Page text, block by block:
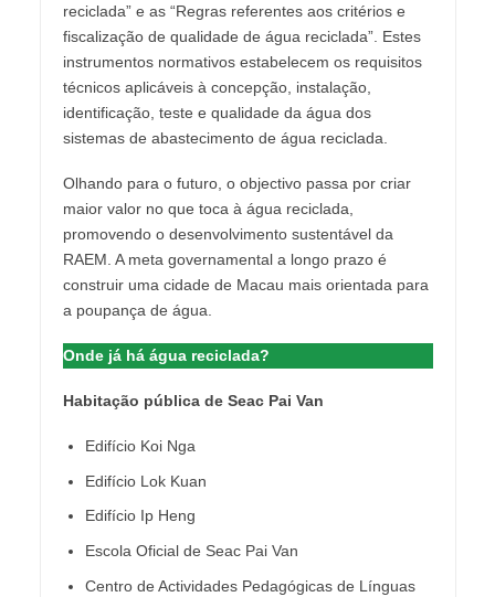
reciclada” e as “Regras referentes aos critérios e
fiscalização de qualidade de água reciclada”. Estes
instrumentos normativos estabelecem os requisitos
técnicos aplicáveis à concepção, instalação,
identificação, teste e qualidade da água dos
sistemas de abastecimento de água reciclada.
Olhando para o futuro, o objectivo passa por criar
maior valor no que toca à água reciclada,
promovendo o desenvolvimento sustentável da
RAEM. A meta governamental a longo prazo é
construir uma cidade de Macau mais orientada para
a poupança de água.
Onde já há água reciclada?
Habitação pública de Seac Pai Van
Edifício Koi Nga
Edifício Lok Kuan
Edifício Ip Heng
Escola Oficial de Seac Pai Van
Centro de Actividades Pedagógicas de Línguas